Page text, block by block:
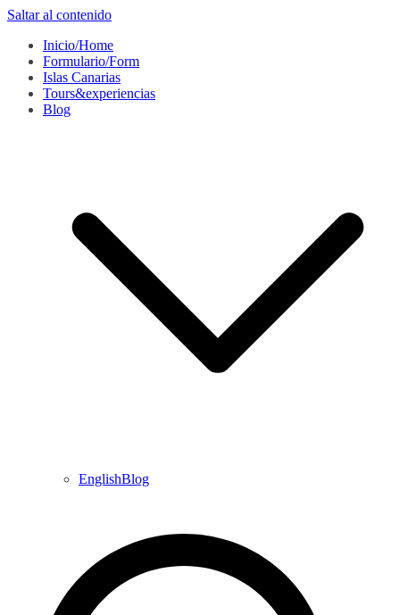
Saltar al contenido
Inicio/Home
Formulario/Form
Islas Canarias
Tours&experiencias
Blog
EnglishBlog